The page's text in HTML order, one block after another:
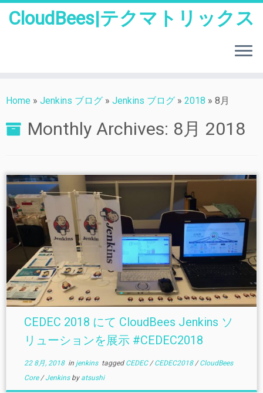
to
CloudBees|テクマトリックス
Home » Jenkins ブログ » Jenkins ブログ » 2018 » 8月
Monthly Archives: 8月 2018
CEDEC 2018 にて CloudBees Jenkins ソ
リューションを展示 #CEDEC2018
22 8月, 2018in jenkins tagged CEDEC/CEDEC2018/CloudBees
Core/Jenkins by atsushi